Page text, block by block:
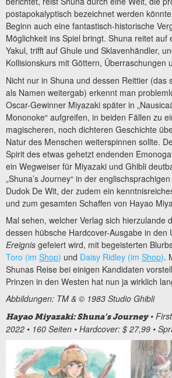
postapokalyptisch bezeichnet werden
Beginn auch eine fantastisch-historische
Möglichkeit ins Spiel bringt. Shuna reitet auf
Yakul, trifft auf Ghule und Sklavenhändler,
Kollisionskurs mit Göttern, Überraschungen
Nicht nur in Shuna und dessen Reittier (das
als Namen weitergab) erkennt man
Oscar-Gewinner Miyazaki später in
Mononoke“ aufgreifen, in beiden Fällen zu
magischeren, noch dichteren Geschichte
Natur des Menschen weiterspinnen sollte.
Spirit des etwas gehetzt endenden
ein Wegweiser für Miyazaki und Ghibli
„Shuna’s Journey“ in der
Dudok De Wit, der zudem ein
und zum gesamten Schaffen von Hayao
Mal sehen, welcher Verlag sich hierzulande
dessen hübsche Hardcover-Ausgabe in den
Ereignis gefeiert wird, mit begeisterten
Toro (im Shop) und Daisy Ridley (im Shop).
Shunas Reise bei einigen Kandidaten
Prinzen in den Westen hat nun ja wirklich
Abbildungen: TM & © 1983 Studio Ghibli
Hayao Miyazaki: Shuna’s Journey•
2022 • 160 Seiten • Hardcover: $ 27,99 •